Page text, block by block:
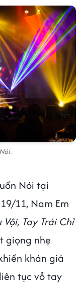
Nói tại
11, Nam Em
Vội, Tay Trái Chỉ
giọng nhẹ
khán giả
tục vỗ tay